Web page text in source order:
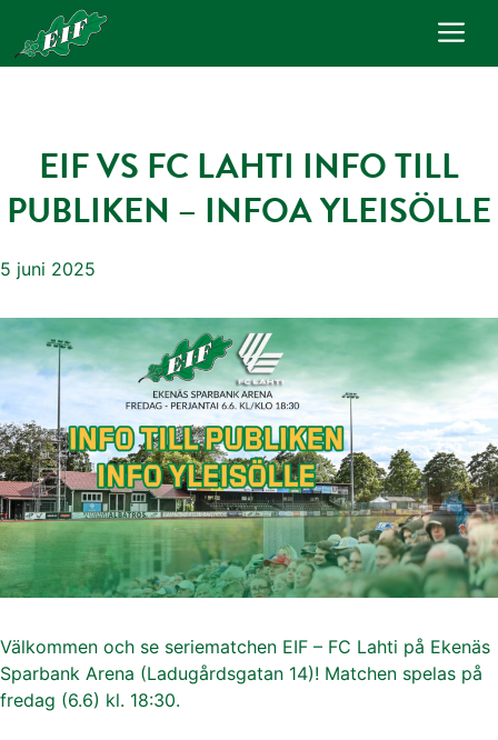
innehåll
EIF VS FC LAHTI INFO TILL
PUBLIKEN – INFOA YLEISÖLLE
5 juni 2025
Välkommen och se seriematchen EIF – FC Lahti på Ekenäs
Sparbank Arena (Ladugårdsgatan 14)! Matchen spelas på
fredag (6.6) kl. 18:30.